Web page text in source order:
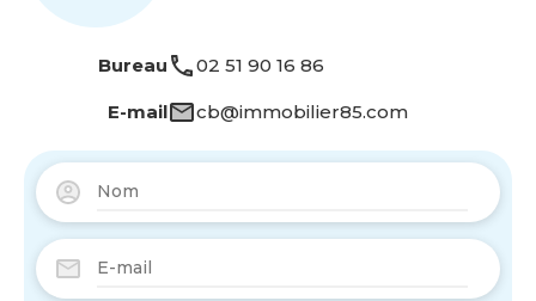
Bureau 02 51 90 16 86
E-mail cb@immobilier85.com